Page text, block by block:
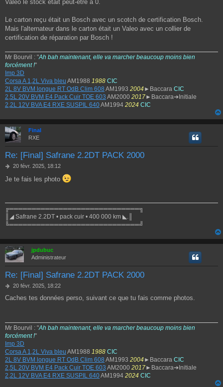
Valeo le stock était peut-être à 0.
Le carton reçu était un Bosch avec un scotch de certification Bosch.
Mais l'alternateur dans le carton était un Valeo avec un collier de
certification de réparation par Bosch !
Mr Bourvil : "Ah bah maintenant, elle va marcher beaucoup moins bien
forcément !"
Imp 3D
Corsa A 1,2L Viva bleu AM1988 1988 CIC
2L 8V BVM longue RT OdB Clim 608 AM1993 2004 ►Baccara CIC
2,5L 20V BVM E4 Pack Cuir TOE 603 AM2000 2017►Baccara➔Initiale
2,2L 12V BVA E4 RXE SUSPIL 640AM1994 2024 CIC
Final
RXE
Re: [Final] Safrane 2.2DT PACK 2000
M
s
g
e
20 févr. 2025, 18:12
Je te fais les photo
╔═════════════════════════════╗
║◢ Safrane 2.2DT • pack cuir • 400 000 km ◣.║
╚═════════════════════════════╝
jpdubuc
Administrateur
Re: [Final] Safrane 2.2DT PACK 2000
M
s
g
e
20 févr. 2025, 18:22
Caches tes données perso, suivant ce que tu fais comme photos.
Mr Bourvil : "Ah bah maintenant, elle va marcher beaucoup moins bien
forcément !"
Imp 3D
Corsa A 1,2L Viva bleu AM1988 1988 CIC
2L 8V BVM longue RT OdB Clim 608 AM1993 2004 ►Baccara CIC
2,5L 20V BVM E4 Pack Cuir TOE 603 AM2000 2017►Baccara➔Initiale
2,2L 12V BVA E4 RXE SUSPIL 640AM1994 2024 CIC